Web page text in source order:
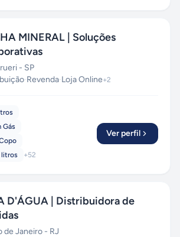
MINERAL | Soluções
- SP
·Revenda·Loja Online+2
Gás
litros
+52
Ver perfil
D'ÁGUA | Distribuidora de
de Janeiro - RJ